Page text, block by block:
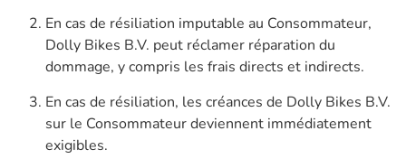
En cas de résiliation imputable au Consommateur,
Dolly Bikes B.V. peut réclamer réparation du
dommage, y compris les frais directs et indirects.
En cas de résiliation, les créances de Dolly Bikes B.V.
sur le Consommateur deviennent immédiatement
exigibles.